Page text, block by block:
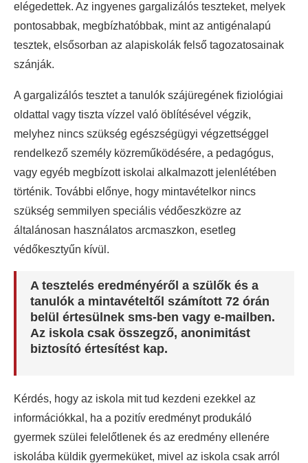
elégedettek. Az ingyenes gargalizálós teszteket, melyek
pontosabbak, megbízhatóbbak, mint az antigénalapú
tesztek, elsősorban az alapiskolák felső tagozatosainak
szánják.
A gargalizálós tesztet a tanulók szájüregének fiziológiai
oldattal vagy tiszta vízzel való öblítésével végzik,
melyhez nincs szükség egészségügyi végzettséggel
rendelkező személy közreműködésére, a pedagógus,
vagy egyéb megbízott iskolai alkalmazott jelenlétében
történik. További előnye, hogy mintavételkor nincs
szükség semmilyen speciális védőeszközre az
általánosan használatos arcmaszkon, esetleg
védőkesztyűn kívül.
A tesztelés eredményéről a szülők és a
tanulók a mintavételtől számított 72 órán
belül értesülnek sms-ben vagy e-mailben.
Az iskola csak összegző, anonimitást
biztosító értesítést kap.
Kérdés, hogy az iskola mit tud kezdeni ezekkel az
információkkal, ha a pozitív eredményt produkáló
gyermek szülei felelőtlenek és az eredmény ellenére
iskolába küldik gyermeküket, mivel az iskola csak arról